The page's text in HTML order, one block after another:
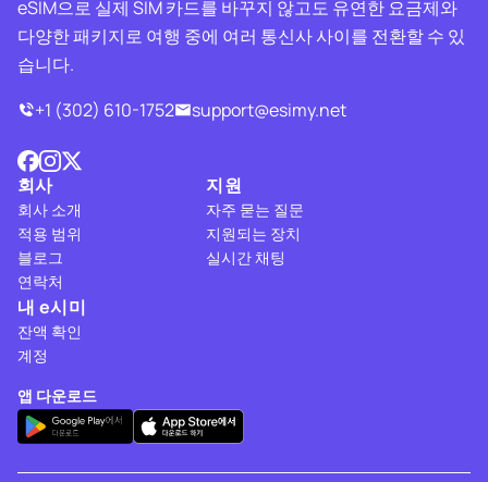
eSIM으로 실제 SIM 카드를 바꾸지 않고도 유연한 요금제와
다양한 패키지로 여행 중에 여러 통신사 사이를 전환할 수 있
습니다.
+1 (302) 610-1752
support@esimy.net
회사
회사 소개
적용 범위
블로그
연락처
지원
자주 묻는 질문
지원되는 장치
실시간 채팅
내 e시미
잔액 확인
계정
앱 다운로드